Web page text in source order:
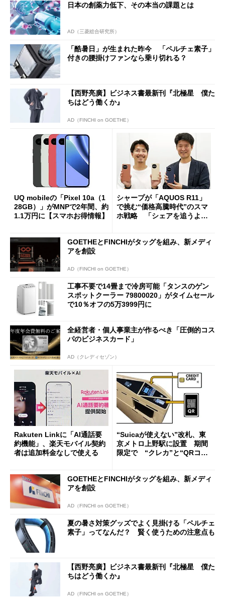
日本の創薬力低下、その本当の課題とは
AD（三菱総合研究所）
「酷暑日」が生まれた昨今 「ペルチェ素子」
付きの腰掛けファンなら乗り切れる？
【西野亮廣】ビジネス書最新刊『北極星 僕た
ちはどう働くか』
AD（FINCHI on GOETHE）
UQ mobileの「Pixel 10a（1
28GB）」がMNPで2年間、約
1.1万円に【スマホお得情報】
シャープが「AQUOS R11」
で挑む“価格高騰時代”のスマ
ホ戦略 「シェアを追うより
GOETHEとFINCHIがタッグを組み、新メディ
アを創設
AD（FINCHI on GOETHE）
工事不要で14畳まで冷房可能「タンスのゲン
スポットクーラー 79800020」がタイムセール
で10％オフの5万3999円に
全経営者・個人事業主が作るべき「圧倒的コス
パのビジネスカード」
AD（クレディセゾン）
Rakuten Linkに「AI通話要
約機能」、楽天モバイル契約
者は追加料金なしで使える
“Suicaが使えない”改札、東
京メトロ上野駅に設置 期間
限定で “クレカ”と“QRコー
GOETHEとFINCHIがタッグを組み、新メディ
アを創設
AD（FINCHI on GOETHE）
夏の暑さ対策グッズでよく見掛ける「ペルチェ
素子」ってなんだ？ 賢く使うための注意点も
【西野亮廣】ビジネス書最新刊『北極星 僕た
ちはどう働くか』
AD（FINCHI on GOETHE）